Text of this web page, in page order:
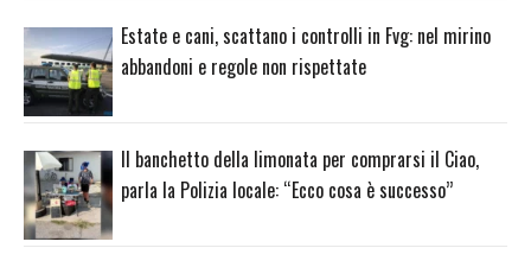
Estate e cani, scattano i controlli in Fvg: nel mirino
abbandoni e regole non rispettate
Il banchetto della limonata per comprarsi il Ciao,
parla la Polizia locale: “Ecco cosa è successo”